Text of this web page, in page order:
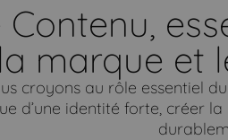
Contenu,
la marque et
croyons au rôle essentiel
d’une identité forte, créer